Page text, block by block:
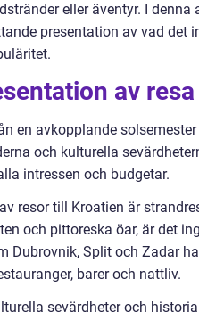
eller äventyr. I
presentation av vad det
av
en avkopplande
och kulturella
intressen och budgetar.
resor till Kroatien är
och pittoreska öar, är det
Dubrovnik, Split och Zadar
barer och nattliv.
sevärdheter och